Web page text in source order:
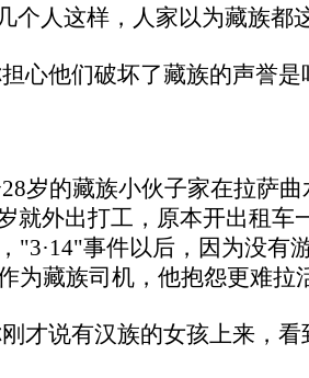
个人这样，人家以为藏族都
心他们破坏了藏族的声誉是
岁的藏族小伙子家在拉萨
就外出打工，原本开出租车
"3·14"事件以后，因为没有
为藏族司机，他抱怨更难拉
才说有汉族的女孩上来，